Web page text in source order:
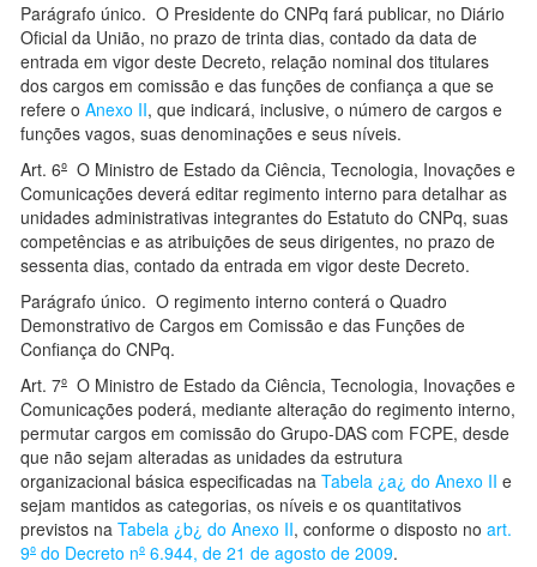
Parágrafo único. O Presidente do CNPq fará publicar, no Diário
Oficial da União, no prazo de trinta dias, contado da data de
entrada em vigor deste Decreto, relação nominal dos titulares
dos cargos em comissão e das funções de confiança a que se
refere o Anexo II, que indicará, inclusive, o número de cargos e
funções vagos, suas denominações e seus níveis.
Art. 6º O Ministro de Estado da Ciência, Tecnologia, Inovações e
Comunicações deverá editar regimento interno para detalhar as
unidades administrativas integrantes do Estatuto do CNPq, suas
competências e as atribuições de seus dirigentes, no prazo de
sessenta dias, contado da entrada em vigor deste Decreto.
Parágrafo único. O regimento interno conterá o Quadro
Demonstrativo de Cargos em Comissão e das Funções de
Confiança do CNPq.
Art. 7º O Ministro de Estado da Ciência, Tecnologia, Inovações e
Comunicações poderá, mediante alteração do regimento interno,
permutar cargos em comissão do Grupo-DAS com FCPE, desde
que não sejam alteradas as unidades da estrutura
organizacional básica especificadas na Tabela ¿a¿ do Anexo II e
sejam mantidos as categorias, os níveis e os quantitativos
previstos na Tabela ¿b¿ do Anexo II, conforme o disposto no art.
9º do Decreto nº 6.944, de 21 de agosto de 2009.